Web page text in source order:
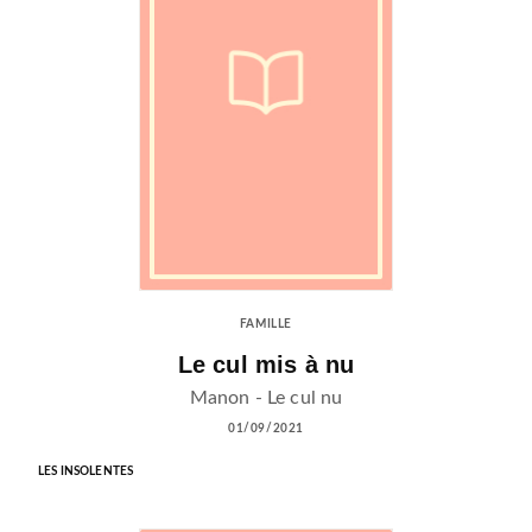
FAMILLE
Le cul mis à nu
Manon - Le cul nu
01/09/2021
LES INSOLENTES